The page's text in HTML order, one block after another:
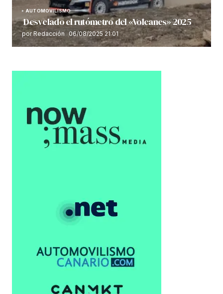
AUTOMOVILISMO
Desvelado el rutómetro del «Volcanes» 2025
por Redacción 06/08/2025 21:01